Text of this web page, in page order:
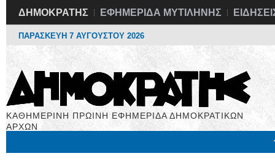
ΔΗΜΟΚΡΑΤΗΣ ΕΦΗΜΕΡΙΔΑ ΜΥΤΙΛΗΝΗΣ
ΠΑΡΑΣΚΕΥΗ 7 ΑΥΓΟΥΣΤΟΥ 2026
ΚΑΘΗΜΕΡΙΝΗ ΠΡΩΙΝΗ ΕΦΗΜΕΡΙΔΑ ΔΗΜΟΚΡΑΤΙΚΩΝ
ΑΡΧΩΝ